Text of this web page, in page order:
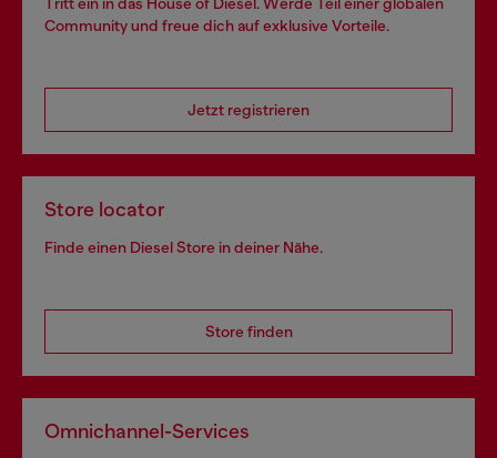
Community und freue dich auf exklusive Vorteile.
Jetzt registrieren
Store locator
Finde einen Diesel Store in deiner Nähe.
Store finden
Omnichannel-Services